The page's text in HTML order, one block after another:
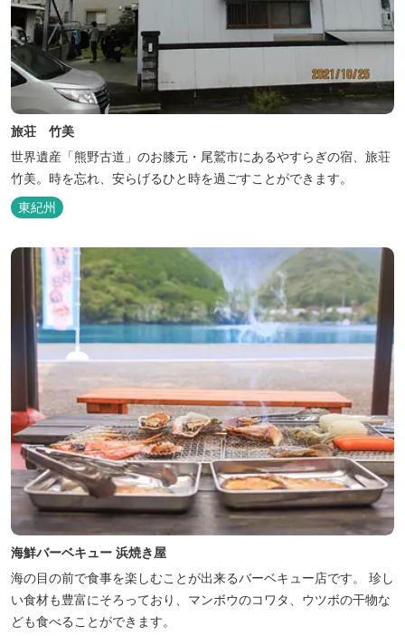
旅荘 竹美
世界遺産「熊野古道」のお膝元・尾鷲市にあるやすらぎの宿、旅荘
竹美。時を忘れ、安らげるひと時を過ごすことができます。
東紀州
海鮮バーベキュー 浜焼き屋
海の目の前で食事を楽しむことが出来るバーベキュー店です。 珍し
い食材も豊富にそろっており、マンボウのコワタ、ウツボの干物な
ども食べることができます。